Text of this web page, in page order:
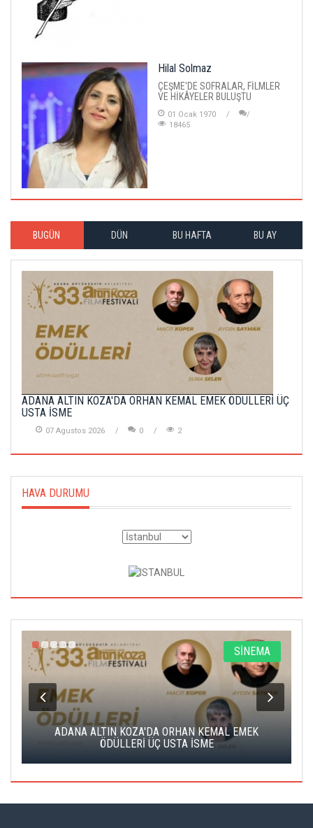
Hilal Solmaz
ÇEŞME'DE SOFRALAR, FİLMLER
VE HİKÂYELER BULUŞTU
01 Ocak 1970
18465
BUGÜN DÜN BU HAFTA BU AY
ADANA ALTIN KOZA'DA ORHAN KEMAL EMEK ÖDÜLLERİ ÜÇ
USTA İSME
07 Agustos 2026 0 2
HAVA DURUMU
SİNEMA
ADANA ALTIN KOZA'DA ORHAN KEMAL EMEK
ÖDÜLLERİ ÜÇ USTA İSME